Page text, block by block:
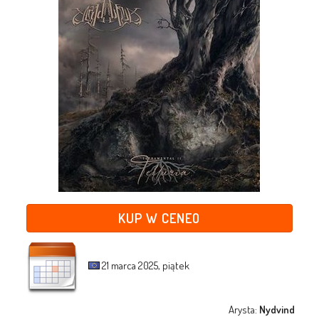
KUP W CENEO
21 marca 2025, piątek
Arysta: Nydvind